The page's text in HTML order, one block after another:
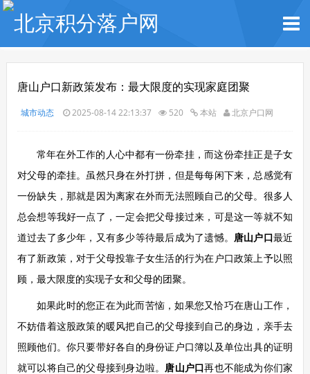
唐山户口新政策发布：最大限度的实现家庭团聚
城市动态 2025-08-14 22:13:37 520 本站 北京户口网
常年在外工作的人心中都有一份牵挂，而这份牵挂正是子女
对父母的牵挂。虽然只身在外打拼，但是每每闲下来，总感觉有
一份缺失，那就是因为离家在外而无法照顾自己的父母。很多人
总会想等我好一点了，一定会把父母接过来，可是这一等就不知
道过去了多少年，又有多少等待最后成为了遗憾。 唐山户口 最近
有了新政策，对于父母投靠子女生活的行为在户口政策上予以照
顾，最大限度的实现子女和父母的团聚。
如果此时的您正在为此而苦恼，如果您又恰巧在唐山工作，
不妨借着这股政策的暖风把自己的父母接到自己的身边，亲手去
照顾他们。你只要带好各自的身份证户口簿以及单位出具的证明
就可以将自己的父母接到身边啦。 唐山户口再也不能成为你们家